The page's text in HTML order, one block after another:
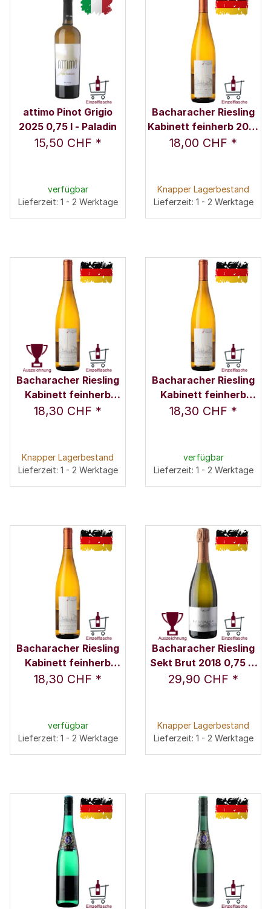
attimo Pinot Grigio
2025 0,75 l - Paladin
15,50 CHF *
verfügbar
Lieferzeit: 1 - 2 Werktage
Bacharacher Riesling
Kabinett feinherb 2019
0,75 l - Weingut
18,00 CHF *
Knapper Lagerbestand
Lieferzeit: 1 - 2 Werktage
Bacharacher Riesling
Kabinett feinherb
2022 0,75 l - Weingut
18,30 CHF *
Knapper Lagerbestand
Lieferzeit: 1 - 2 Werktage
Bacharacher Riesling
Kabinett feinherb
2023 0,75 l - Weingut
18,30 CHF *
verfügbar
Lieferzeit: 1 - 2 Werktage
Bacharacher Riesling
Kabinett feinherb
2024 0,75 l - Weingut
18,30 CHF *
verfügbar
Lieferzeit: 1 - 2 Werktage
Bacharacher Riesling
Sekt Brut 2018 0,75 l -
Weingut Ratzenberger
29,90 CHF *
Knapper Lagerbestand
Lieferzeit: 1 - 2 Werktage